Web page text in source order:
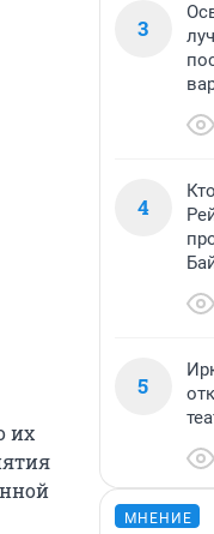
их
3
4
5
МНЕНИЕ